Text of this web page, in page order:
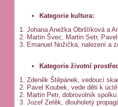
Kategorie kultura:
1. Johana Anežka Obršlíková a
2. Martin Švec, Martin Setr,
3. Emanuel Nožička, nalezení a
Kategorie životní
1. Zdeněk Štěpánek, vedoucí
2. Pavel Koubek, vede děti k
2. Martin Petr, dobrovolník
3. Jozef Zetěk, dlouholetý